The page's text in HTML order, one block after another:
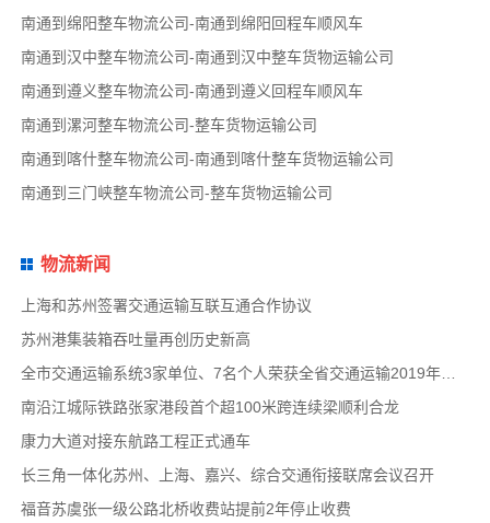
南通到绵阳整车物流公司-南通到绵阳回程车顺风车
南通到汉中整车物流公司-南通到汉中整车货物运输公司
南通到遵义整车物流公司-南通到遵义回程车顺风车
南通到漯河整车物流公司-整车货物运输公司
南通到喀什整车物流公司-南通到喀什整车货物运输公司
南通到三门峡整车物流公司-整车货物运输公司
物流新闻
上海和苏州签署交通运输互联互通合作协议
苏州港集装箱吞吐量再创历史新高
全市交通运输系统3家单位、7名个人荣获全省交通运输2019年度扫黑除恶专项斗争先进集体和先
南沿江城际铁路张家港段首个超100米跨连续梁顺利合龙
康力大道对接东航路工程正式通车
长三角一体化苏州、上海、嘉兴、综合交通衔接联席会议召开
福音苏虞张一级公路北桥收费站提前2年停止收费